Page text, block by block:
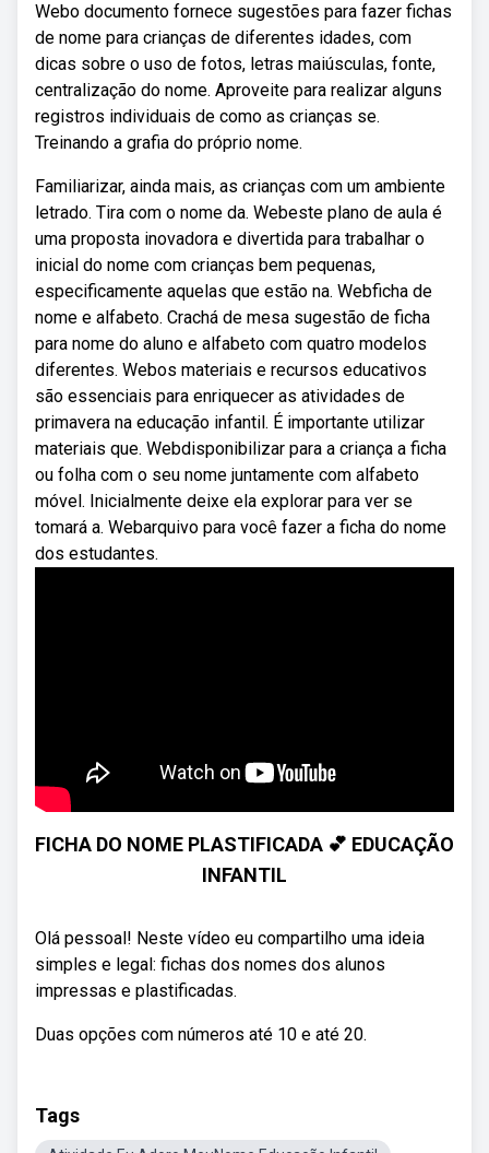
Webo documento fornece sugestões para fazer fichas
de nome para crianças de diferentes idades, com
dicas sobre o uso de fotos, letras maiúsculas, fonte,
centralização do nome. Aproveite para realizar alguns
registros individuais de como as crianças se.
Treinando a grafia do próprio nome.
Familiarizar, ainda mais, as crianças com um ambiente
letrado. Tira com o nome da. Webeste plano de aula é
uma proposta inovadora e divertida para trabalhar o
inicial do nome com crianças bem pequenas,
especificamente aquelas que estão na. Webficha de
nome e alfabeto. Crachá de mesa sugestão de ficha
para nome do aluno e alfabeto com quatro modelos
diferentes. Webos materiais e recursos educativos
são essenciais para enriquecer as atividades de
primavera na educação infantil. É importante utilizar
materiais que. Webdisponibilizar para a criança a ficha
ou folha com o seu nome juntamente com alfabeto
móvel. Inicialmente deixe ela explorar para ver se
tomará a. Webarquivo para você fazer a ficha do nome
dos estudantes.
FICHA DO NOME PLASTIFICADA 💕 EDUCAÇÃO
INFANTIL
Olá pessoal! Neste vídeo eu compartilho uma ideia
simples e legal: fichas dos nomes dos alunos
impressas e plastificadas.
Duas opções com números até 10 e até 20.
Tags